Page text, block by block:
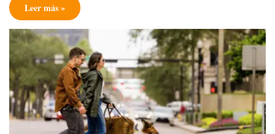
Leer más »